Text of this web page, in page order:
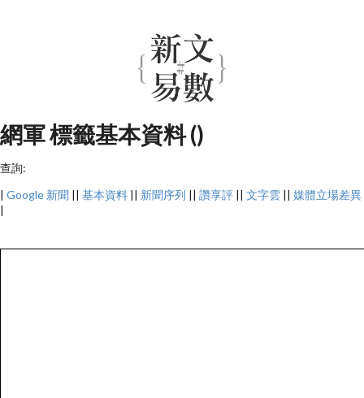
網軍 標籤基本資料 ()
查詢:
| Google 新聞 || 基本資料 || 新聞序列 || 讚享評 || 文字雲 || 媒體立場差異
|